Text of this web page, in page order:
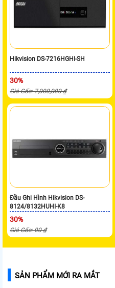
Hikvision DS-7216HGHI-SH
30%
Giá Gốc: 7,000,000 ₫
Đầu Ghi Hình Hikvision DS-
8124/8132HUHI-K8
30%
Giá Gốc: 00 ₫
SẢN PHẨM MỚI RA MẮT